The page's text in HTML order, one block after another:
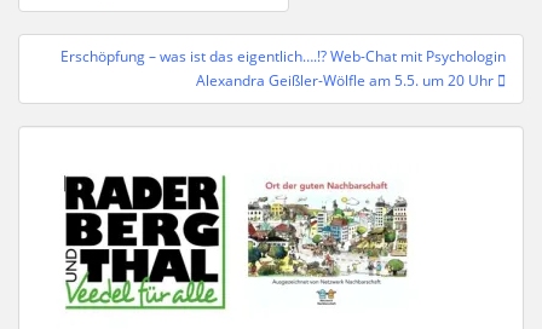
Erschöpfung – was ist das eigentlich….!? Web-Chat mit Psychologin
Alexandra Geißler-Wölfle am 5.5. um 20 Uhr